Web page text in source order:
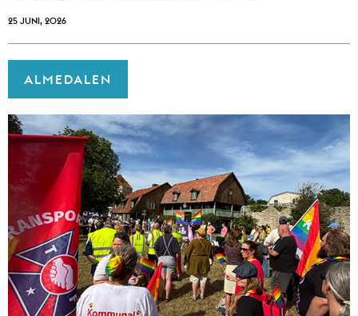
25 JUNI, 2026
ALMEDALEN